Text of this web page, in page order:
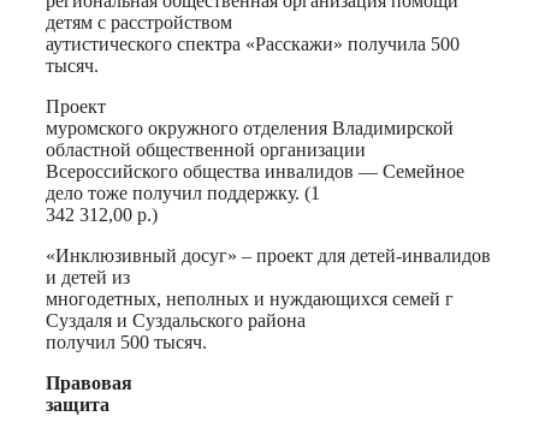
детям с расстройством
аутистического спектра «Расскажи» получила 500
тысяч.
Проект
муромского окружного отделения Владимирской
областной общественной организации
Всероссийского общества инвалидов — Cемейное
дело тоже получил поддержку. (1
342 312,00 р.)
«Инклюзивный досуг» – проект для детей-инвалидов
и детей из
многодетных, неполных и нуждающихся семей г
Суздаля и Суздальского района
получил 500 тысяч.
Правовая
защита